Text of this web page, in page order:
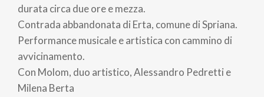
durata circa due ore e mezza.
Contrada abbandonata di Erta, comune di Spriana.
Performance musicale e artistica con cammino di
avvicinamento.
Con Molom, duo artistico, Alessandro Pedretti e
Milena Berta